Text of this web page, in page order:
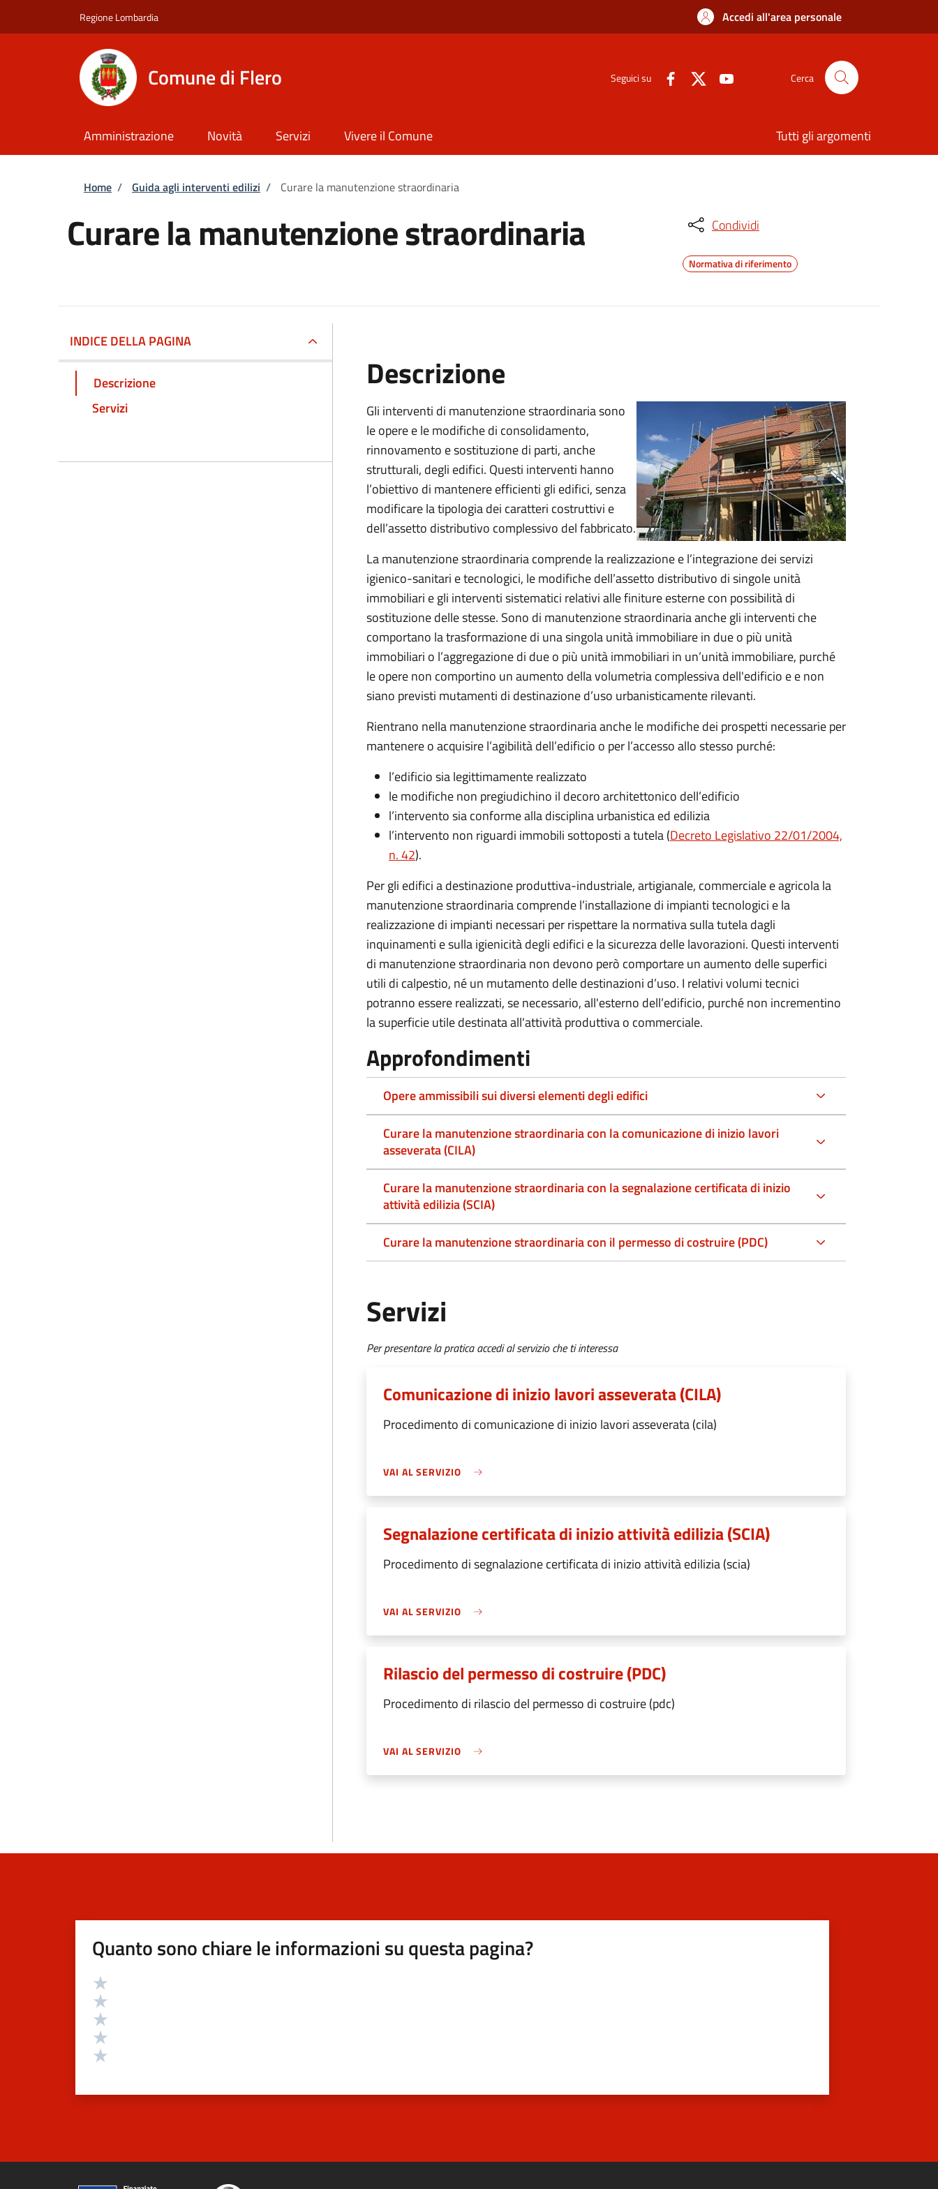
Regione Lombardia Accedi all'area personale
Comune di Flero Seguici su Cerca
Amministrazione Novità Servizi Vivere il Comune Tutti gli argomenti
Briciole di pane
Home / Guida agli interventi edilizi / Curare la manutenzione straordinaria
Curare la manutenzione straordinaria Condividi
Normativa di riferimento
INDICE DELLA PAGINA
Descrizione
Servizi
Descrizione
Gli interventi di manutenzione straordinaria sono
le opere e le modifiche di consolidamento,
rinnovamento e sostituzione di parti, anche
strutturali, degli edifici. Questi interventi hanno
l’obiettivo di mantenere efficienti gli edifici, senza
modificare la tipologia dei caratteri costruttivi e
dell’assetto distributivo complessivo del fabbricato.
La manutenzione straordinaria comprende la realizzazione e l’integrazione dei servizi
igienico-sanitari e tecnologici, le modifiche dell’assetto distributivo di singole unità
immobiliari e gli interventi sistematici relativi alle finiture esterne con possibilità di
sostituzione delle stesse. Sono di manutenzione straordinaria anche gli interventi che
comportano la trasformazione di una singola unità immobiliare in due o più unità
immobiliari o l’aggregazione di due o più unità immobiliari in un’unità immobiliare, purché
le opere non comportino un aumento della volumetria complessiva dell'edificio e e non
siano previsti mutamenti di destinazione d’uso urbanisticamente rilevanti.
Rientrano nella manutenzione straordinaria anche le modifiche dei prospetti necessarie per
mantenere o acquisire l’agibilità dell’edificio o per l’accesso allo stesso purché:
l’edificio sia legittimamente realizzato
le modifiche non pregiudichino il decoro architettonico dell’edificio
l’intervento sia conforme alla disciplina urbanistica ed edilizia
l’intervento non riguardi immobili sottoposti a tutela (Decreto Legislativo 22/01/2004,
n. 42).
Per gli edifici a destinazione produttiva-industriale, artigianale, commerciale e agricola la
manutenzione straordinaria comprende l’installazione di impianti tecnologici e la
realizzazione di impianti necessari per rispettare la normativa sulla tutela dagli
inquinamenti e sulla igienicità degli edifici e la sicurezza delle lavorazioni. Questi interventi
di manutenzione straordinaria non devono però comportare un aumento delle superfici
utili di calpestio, né un mutamento delle destinazioni d’uso. I relativi volumi tecnici
potranno essere realizzati, se necessario, all'esterno dell’edificio, purché non incrementino
la superficie utile destinata all'attività produttiva o commerciale.
Approfondimenti
Opere ammissibili sui diversi elementi degli edifici
Curare la manutenzione straordinaria con la comunicazione di inizio lavori
asseverata (CILA)
Curare la manutenzione straordinaria con la segnalazione certificata di inizio
attività edilizia (SCIA)
Curare la manutenzione straordinaria con il permesso di costruire (PDC)
Servizi
Per presentare la pratica accedi al servizio che ti interessa
Comunicazione di inizio lavori asseverata (CILA)
Procedimento di comunicazione di inizio lavori asseverata (cila)
VAI AL SERVIZIO
Segnalazione certificata di inizio attività edilizia (SCIA)
Procedimento di segnalazione certificata di inizio attività edilizia (scia)
VAI AL SERVIZIO
Rilascio del permesso di costruire (PDC)
Procedimento di rilascio del permesso di costruire (pdc)
VAI AL SERVIZIO
Quanto sono chiare le informazioni su questa pagina?
Valutazione